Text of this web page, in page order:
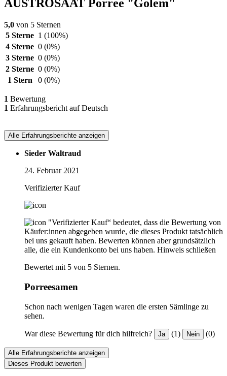
AUSTROSAAT Porree "Golem"
5,0 von 5 Sternen
5 Sterne 1 (100%)
4 Sterne 0 (0%)
3 Sterne 0 (0%)
2 Sterne 0 (0%)
1 Stern
0 (0%)
1 Bewertung
1 Erfahrungsbericht auf Deutsch
Alle Erfahrungsberichte anzeigen
Sieder Waltraud
24. Februar 2021
Verifizierter Kauf
"Verifizierter Kauf“ bedeutet, dass die Bewertung von
Käufer:innen abgegeben wurde, die dieses Produkt tatsächlich
bei uns gekauft haben. Bewerten können aber grundsätzlich
alle, die ein Kundenkonto bei uns haben. Hinweis schließen
Bewertet mit 5 von 5 Sternen.
Porreesamen
Schon nach wenigen Tagen waren die ersten Sämlinge zu
sehen.
War diese Bewertung für dich hilfreich? Ja (1) Nein (0)
Alle Erfahrungsberichte anzeigen
Dieses Produkt bewerten